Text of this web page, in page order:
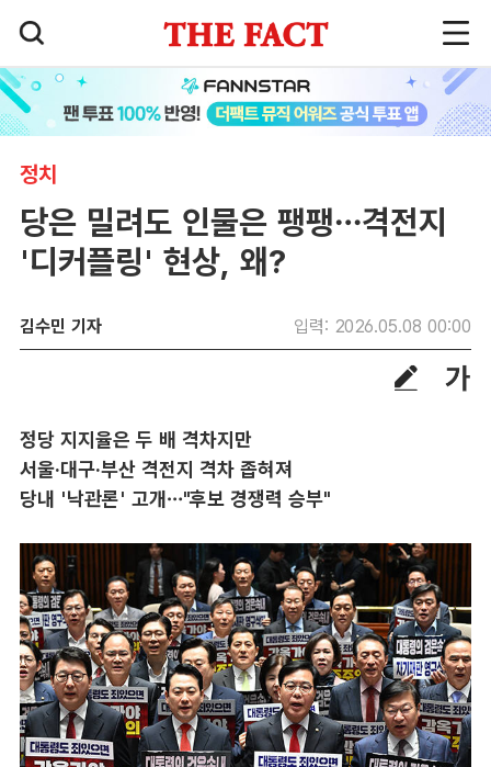
정치
당은 밀려도 인물은 팽팽…격전지
'디커플링' 현상, 왜?
김수민 기자 입력: 2026.05.08 00:00
정당 지지율은 두 배 격차지만
서울·대구·부산 격전지 격차 좁혀져
당내 '낙관론' 고개…"후보 경쟁력 승부"